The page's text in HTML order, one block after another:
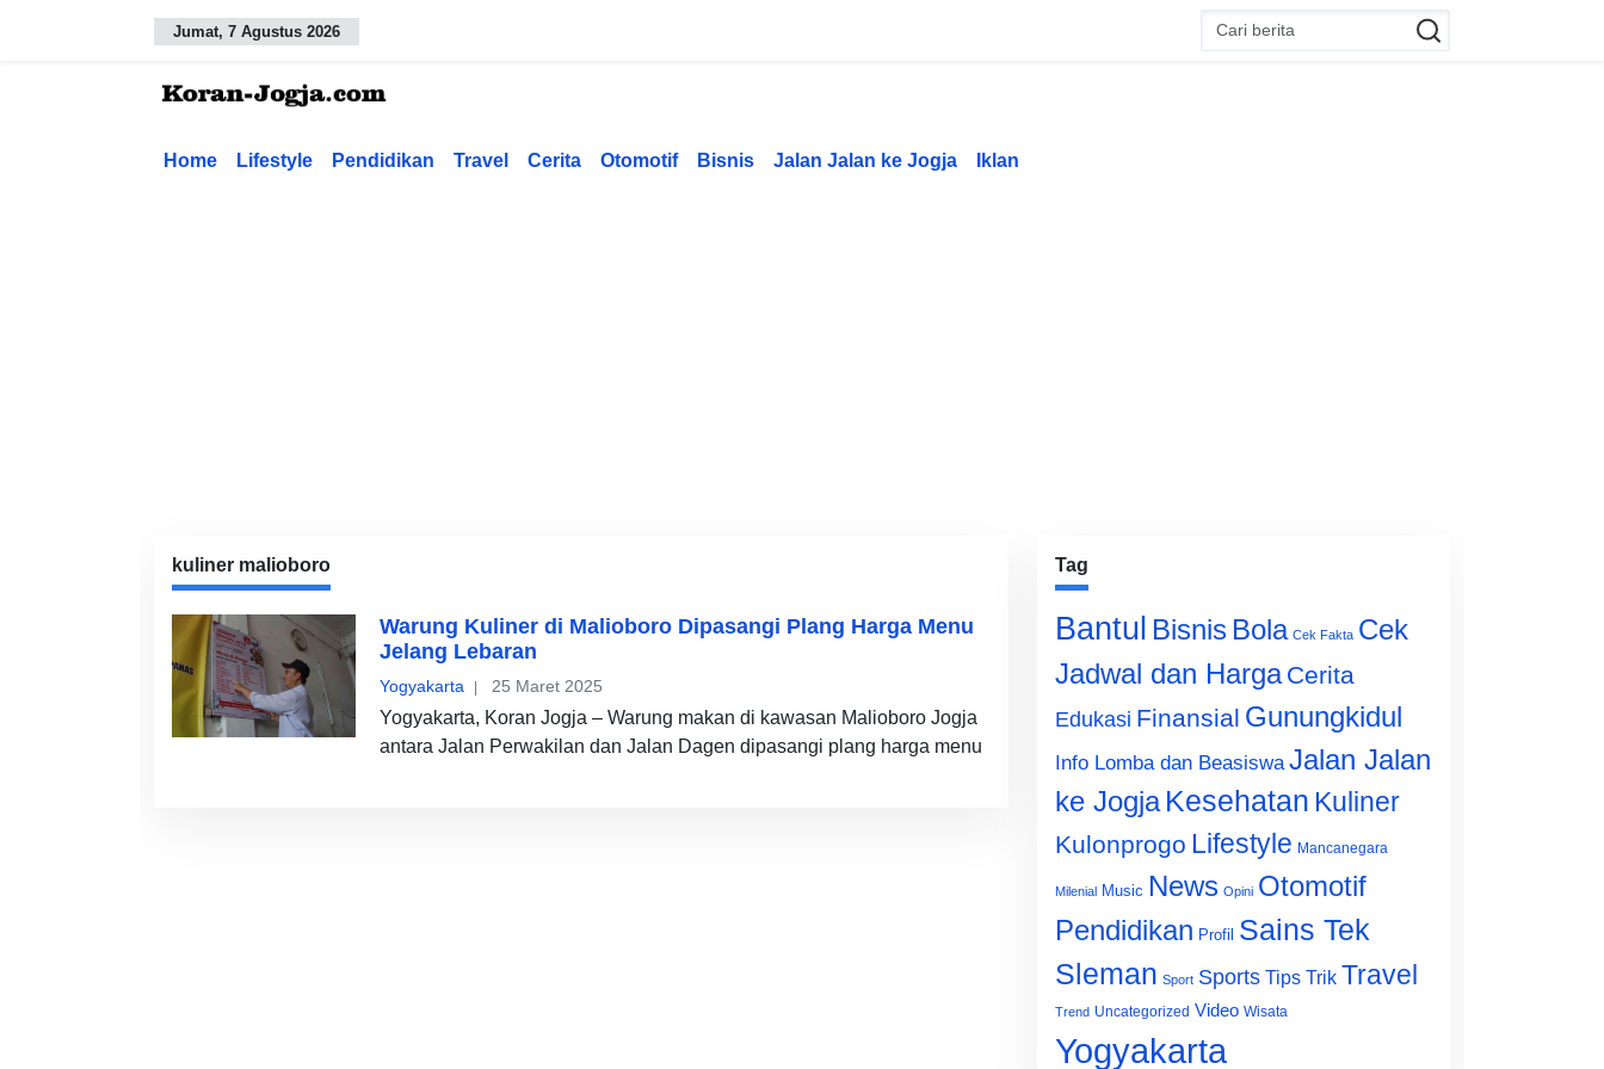
Jumat, 7 Agustus 2026
Home Lifestyle Pendidikan Travel Cerita Otomotif Bisnis Jalan Jalan ke Jogja Iklan
kuliner malioboro
Warung Kuliner di Malioboro Dipasangi Plang Harga Menu
Jelang Lebaran
Yogyakarta 25 Maret 2025
Yogyakarta, Koran Jogja – Warung makan di kawasan Malioboro Jogja
antara Jalan Perwakilan dan Jalan Dagen dipasangi plang harga menu
Tag
Bantul Bisnis Bola Cek Fakta Cek
Jadwal dan Harga Cerita
Edukasi Finansial Gunungkidul
Info Lomba dan Beasiswa Jalan Jalan
ke Jogja Kesehatan Kuliner
Kulonprogo Lifestyle Mancanegara
Milenial Music News Opini Otomotif
Pendidikan Profil Sains Tek
Sleman Sport Sports Tips Trik Travel
Trend Uncategorized Video Wisata
Yogyakarta